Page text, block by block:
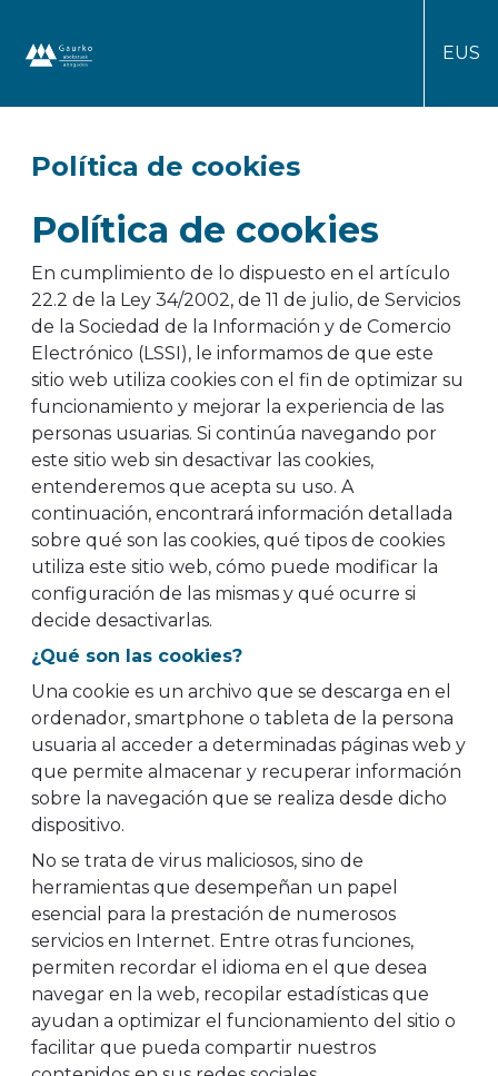
EUS
Política de cookies
Política de cookies
En cumplimiento de lo dispuesto en el artículo
22.2 de la Ley 34/2002, de 11 de julio, de Servicios
de la Sociedad de la Información y de Comercio
Electrónico (LSSI), le informamos de que este
sitio web utiliza cookies con el fin de optimizar su
funcionamiento y mejorar la experiencia de las
personas usuarias. Si continúa navegando por
este sitio web sin desactivar las cookies,
entenderemos que acepta su uso. A
continuación, encontrará información detallada
sobre qué son las cookies, qué tipos de cookies
utiliza este sitio web, cómo puede modificar la
configuración de las mismas y qué ocurre si
decide desactivarlas.
¿Qué son las cookies?
Una cookie es un archivo que se descarga en el
ordenador, smartphone o tableta de la persona
usuaria al acceder a determinadas páginas web y
que permite almacenar y recuperar información
sobre la navegación que se realiza desde dicho
dispositivo.
No se trata de virus maliciosos, sino de
herramientas que desempeñan un papel
esencial para la prestación de numerosos
servicios en Internet. Entre otras funciones,
permiten recordar el idioma en el que desea
navegar en la web, recopilar estadísticas que
ayudan a optimizar el funcionamiento del sitio o
facilitar que pueda compartir nuestros